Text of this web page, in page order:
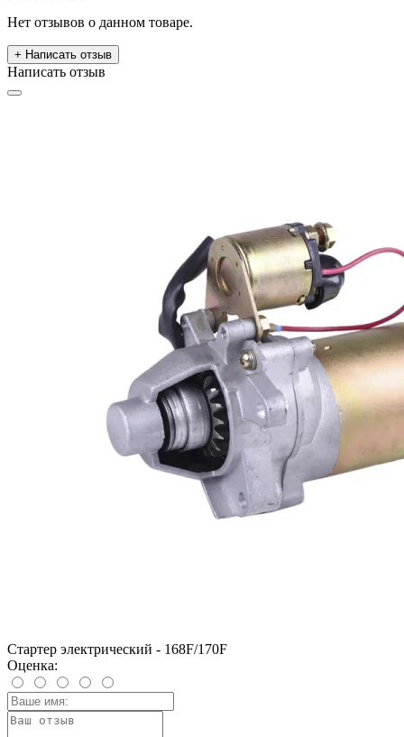
Нет отзывов о данном товаре.
+ Написать отзыв
Написать отзыв
Стартер электрический - 168F/170F
Оценка: